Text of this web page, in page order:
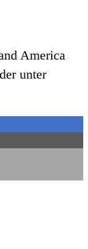
America
unter